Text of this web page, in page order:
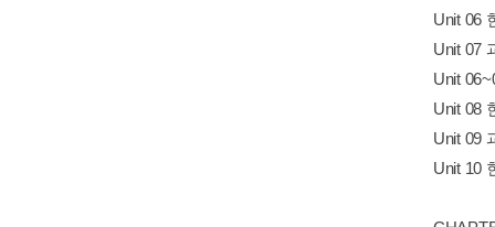
Unit 06
Unit 07
Unit
Unit 08
Unit 09
Unit 10